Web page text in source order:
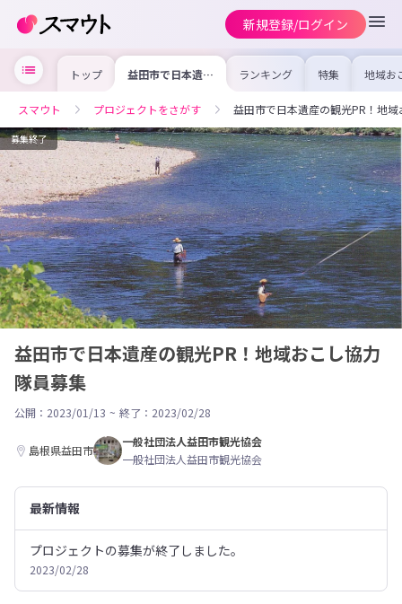
新規登録/ログイン
トップ 益田市で日本遺産
の観光PR！地域
集
ランキング 特集 地域お
の求
を集め
事内容
を比較
合った
けよう
スマウト プロジェクトをさがす 益田市で日本遺産の観光PR！地
募集終了
益田市で日本遺産の観光PR！地域おこし協力
隊員募集
公開：2023/01/13 ~ 終了：2023/02/28
島根県益田市
一般社団法人益田市観光協会
一般社団法人益田市観光協会
最新情報
プロジェクトの募集が終了しました。
2023/02/28